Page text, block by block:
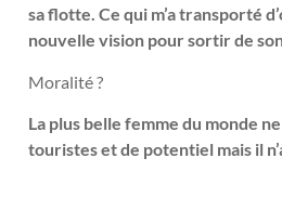
sa flotte. Ce qui m’a transporté
nouvelle vision pour sortir de
Moralité ?
La plus belle femme du monde
touristes et de potentiel mais il